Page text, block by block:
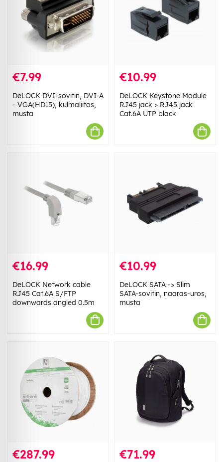
€7.99
DeLOCK DVI-sovitin, DVI-A
- VGA(HD15), kulmaliitos,
musta
€10.99
DeLOCK Keystone Module
RJ45 jack > RJ45 jack
Cat.6A UTP black
€16.99
DeLOCK Network cable
RJ45 Cat.6A S/FTP
downwards angled 0.5m
€10.99
DeLOCK SATA -> Slim
SATA-sovitin, naaras-uros,
musta
€287.99 €71.99